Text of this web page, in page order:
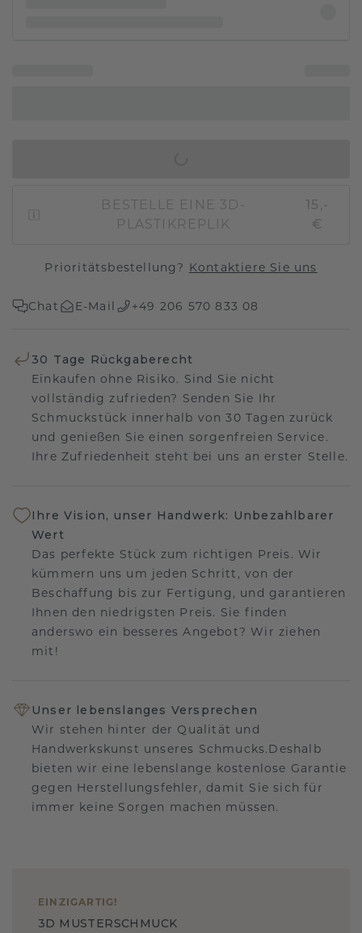
BESTELLE EINE 3D-
PLASTIKREPLIK
15,-
€
Prioritätsbestellung? Kontaktiere Sie uns
Chat E-Mail +49 206 570 833 08
30 Tage Rückgaberecht
Einkaufen ohne Risiko. Sind Sie nicht
vollständig zufrieden? Senden Sie Ihr
Schmuckstück innerhalb von 30 Tagen zurück
und genießen Sie einen sorgenfreien Service.
Ihre Zufriedenheit steht bei uns an erster Stelle.
Ihre Vision, unser Handwerk: Unbezahlbarer
Wert
Das perfekte Stück zum richtigen Preis. Wir
kümmern uns um jeden Schritt, von der
Beschaffung bis zur Fertigung, und garantieren
Ihnen den niedrigsten Preis. Sie finden
anderswo ein besseres Angebot? Wir ziehen
mit!
Unser lebenslanges Versprechen
Wir stehen hinter der Qualität und
Handwerkskunst unseres Schmucks.Deshalb
bieten wir eine lebenslange kostenlose Garantie
gegen Herstellungsfehler, damit Sie sich für
immer keine Sorgen machen müssen.
EINZIGARTIG !
3D MUSTERSCHMUCK